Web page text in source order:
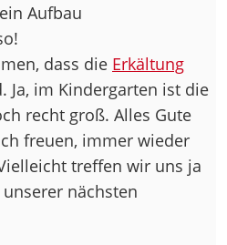
Aufbau
dass die Erkältung
Ja, im Kindergarten ist die
recht groß. Alles Gute
freuen, immer wieder
treffen wir uns ja
nächsten